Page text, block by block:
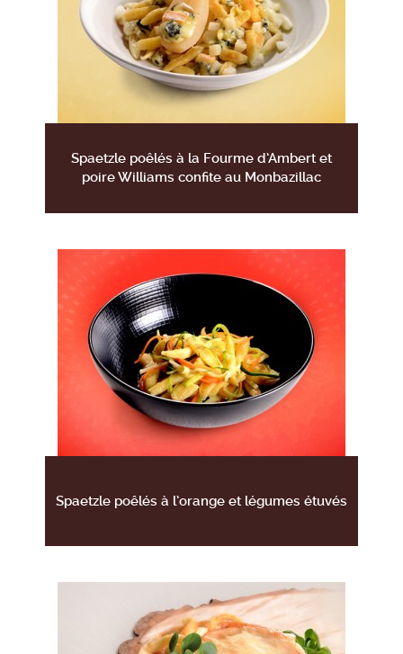
Spaetzle poêlés à la Fourme d’Ambert et
poire Williams confite au Monbazillac
Spaetzle poêlés à l’orange et légumes étuvés